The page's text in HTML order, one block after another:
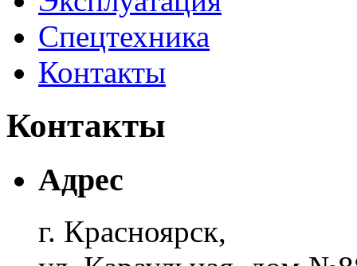
Cпецтехника
Контакты
Контакты
Адрес
г. Красноярск,